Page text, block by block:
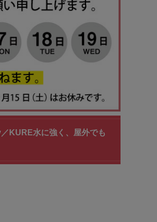
KURE水に強く、屋外でも